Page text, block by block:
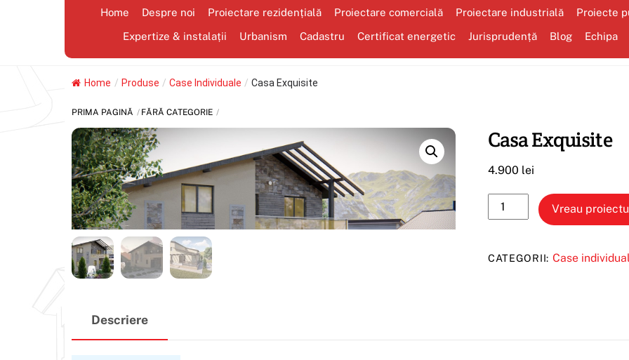
Home Despre noi Proiectare rezidențială Proiectare comercială Proiectare industrială
Proiecte
Expertize & instalații
Urbanism Cadastru Certificat energetic Jurisprudență Blog Echipa
Home / Produse / Case Individuale / Casa Exquisite
PRIMA PAGINĂ FĂRĂ CATEGORIE
Casa Exquisite
4.900 lei
Cantitate
Casa
Vreau
CATEGORII: Case
Descriere